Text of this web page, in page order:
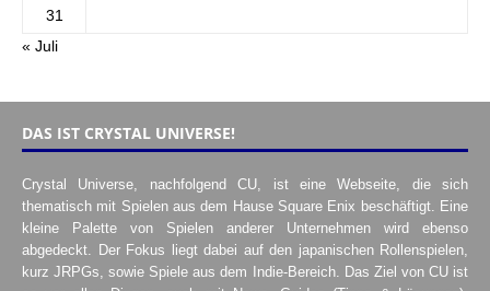
31
« Juli
DAS IST CRYSTAL UNIVERSE!
Crystal Universe, nachfolgend CU, ist eine Webseite, die sich
thematisch mit Spielen aus dem Hause Square Enix beschäftigt. Eine
kleine Palette von Spielen anderer Unternehmen wird ebenso
abgedeckt. Der Fokus liegt dabei auf den japanischen Rollenspielen,
kurz JRPGs, sowie Spiele aus dem Indie-Bereich. Das Ziel von CU ist